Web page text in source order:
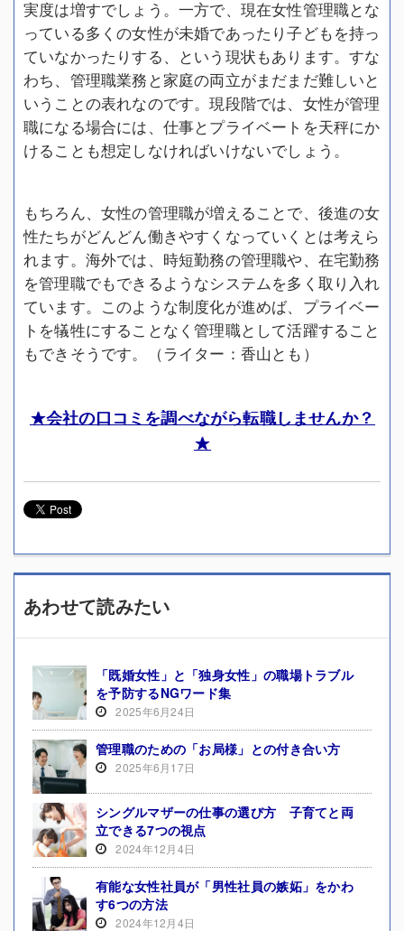
実度は増すでしょう。一方で、現在女性管理職とな
っている多くの女性が未婚であったり子どもを持っ
ていなかったりする、という現状もあります。すな
わち、管理職業務と家庭の両立がまだまだ難しいと
いうことの表れなのです。現段階では、女性が管理
職になる場合には、仕事とプライベートを天秤にか
けることも想定しなければいけないでしょう。
もちろん、女性の管理職が増えることで、後進の女
性たちがどんどん働きやすくなっていくとは考えら
れます。海外では、時短勤務の管理職や、在宅勤務
を管理職でもできるようなシステムを多く取り入れ
ています。このような制度化が進めば、プライベー
トを犠牲にすることなく管理職として活躍すること
もできそうです。（ライター：香山とも）
★会社の口コミを調べながら転職しませんか？
★
あわせて読みたい
「既婚女性」と「独身女性」の職場トラブル
を予防するNGワード集
2025年6月24日
管理職のための「お局様」との付き合い方
2025年6月17日
シングルマザーの仕事の選び方 子育てと両
立できる7つの視点
2024年12月4日
有能な女性社員が「男性社員の嫉妬」をかわ
す6つの方法
2024年12月4日